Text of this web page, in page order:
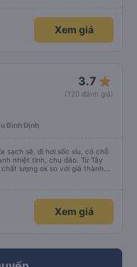
vali giùm tụi mình. Trên xe thì
bị cả thuốc say xe, dép,
chấm nhà xe 10 sao mới
Xem giá
3.7 star_rate
(120 đánh giá)
Bình Định
sạch sẽ, đi hơi sốc xíu, có chỗ
nhiệt tình, chu đáo. Từ Tây
lượng ok so với giá thành
Xem giá